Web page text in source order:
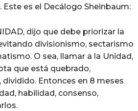
Este es el Decálogo Sheinbaum:
dijo que debe priorizar la
divisionismo, sectarismo
O sea, llamar a la Unidad,
que está quebrado,
Entonces en 8 meses
habilidad, consenso,